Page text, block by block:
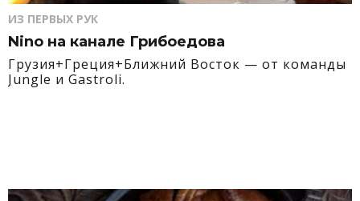
ИЗ ПЕРВЫХ РУК
Nino на канале Грибоедова
Грузия+Греция+Ближний Восток — от команды
Jungle и Gastroli.